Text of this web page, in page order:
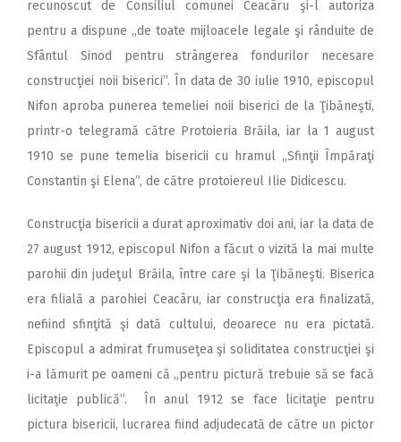
recunoscut de Consiliul comunei Ceacâru şi-l autoriza
pentru a dispune „de toate mijloacele legale şi rânduite de
Sfântul Sinod pentru strângerea fondurilor necesare
construcţiei noii biserici”. În data de 30 iulie 1910, episcopul
Nifon aproba punerea temeliei noii biserici de la Ţibăneşti,
printr-o telegramă către Protoieria Brăila, iar la 1 august
1910 se pune temelia bisericii cu hramul „Sfinţii Împăraţi
Constantin şi Elena”, de către protoiereul Ilie Didicescu.
Construcţia bisericii a durat aproximativ doi ani, iar la data de
27 august 1912, episcopul Nifon a făcut o vizită la mai multe
parohii din judeţul Brăila, între care şi la Ţibăneşti. Biserica
era filială a parohiei Ceacâru, iar construcţia era finalizată,
nefiind sfinţită şi dată cultului, deoarece nu era pictată.
Episcopul a admirat frumuseţea şi soliditatea construcţiei şi
i-a lămurit pe oameni că „pentru pictură trebuie să se facă
licitaţie publică”. În anul 1912 se face licitaţie pentru
pictura bisericii, lucrarea fiind adjudecată de către un pictor